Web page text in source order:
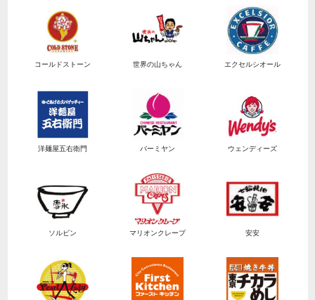
コールドストーン 世界の山ちゃん エクセルシオール
洋麺屋五右衛門 バーミヤン ウェンディーズ
ソルビン マリオンクレープ 安安